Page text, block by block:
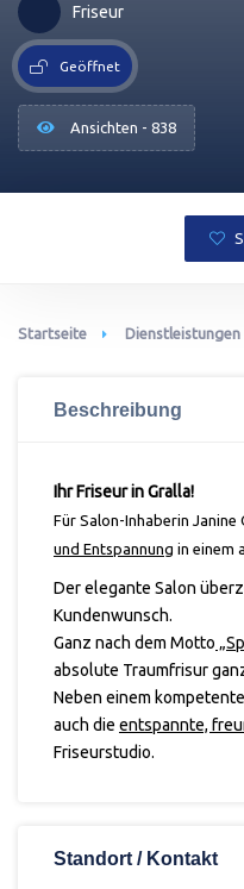
Friseur
Geöffnet
Ansichten - 838
Startseite Dienstleistungen
Beschreibung
Ihr Friseur in Gralla!
Für Salon-Inhaberin Janine
und Entspannung in einem
Der elegante Salon
Kundenwunsch.
Ganz nach dem Motto
absolute Traumfrisur
Neben einem
auch die entspannte,
Friseurstudio.
Standort / Kontakt